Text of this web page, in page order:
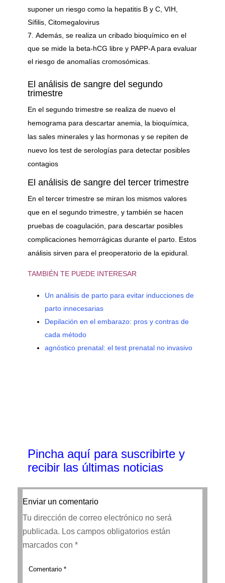
suponer un riesgo como la hepatitis B y C, VIH,
Sífilis, Citomegalovirus
Además, se realiza un cribado bioquímico en el
que se mide la beta-hCG libre y PAPP-A para evaluar
el riesgo de anomalías cromosómicas.
El análisis de sangre del segundo
trimestre
En el segundo trimestre se realiza de nuevo el
hemograma para descartar anemia, la bioquímica,
las sales minerales y las hormonas y se repiten de
nuevo los test de serologías para detectar posibles
contagios
El análisis de sangre del tercer trimestre
En el tercer trimestre se miran los mismos valores
que en el segundo trimestre, y también se hacen
pruebas de coagulación, para descartar posibles
complicaciones hemorrágicas durante el parto. Estos
análisis sirven para el preoperatorio de la epidural.
TAMBIÉN TE PUEDE INTERESAR
Un análisis de parto para evitar inducciones de
parto innecesarias
Depilación en el embarazo: pros y contras de
cada método
agnóstico prenatal: el test prenatal no invasivo
Pincha aquí para suscribirte y
recibir las últimas noticias
Enviar un comentario
Tu dirección de correo electrónico no será
publicada. Los campos obligatorios están
marcados con *